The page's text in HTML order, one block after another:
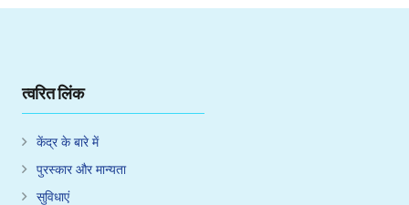
त्वरित लिंक
केंद्र के बारे में
पुरस्कार और मान्यता
सुविधाएं